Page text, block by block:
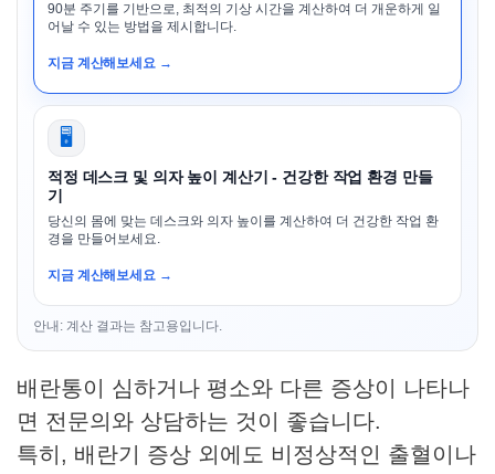
90분 주기를 기반으로, 최적의 기상 시간을 계산하여 더 개운하게 일
어날 수 있는 방법을 제시합니다.
지금 계산해보세요 →
🖥️
적정 데스크 및 의자 높이 계산기 - 건강한 작업 환경 만들
기
당신의 몸에 맞는 데스크와 의자 높이를 계산하여 더 건강한 작업 환
경을 만들어보세요.
지금 계산해보세요 →
안내: 계산 결과는 참고용입니다.
배란통이 심하거나 평소와 다른 증상이 나타나
면 전문의와 상담하는 것이 좋습니다.
특히, 배란기 증상 외에도 비정상적인 출혈이나